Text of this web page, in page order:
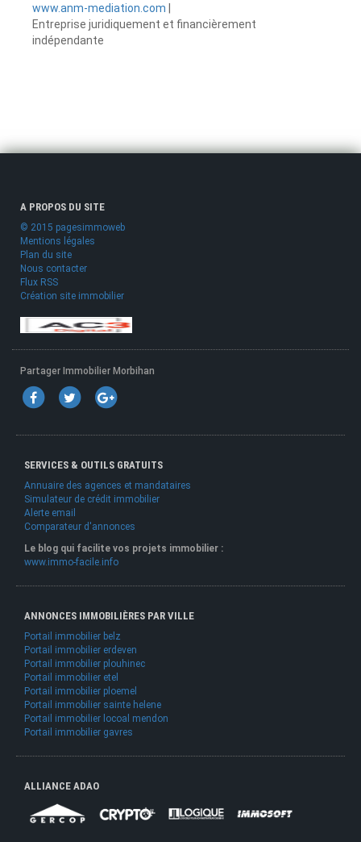
www.anm-mediation.com
Entreprise juridiquement et financièrement
indépendante
A PROPOS DU SITE
© 2015 pagesimmoweb
Mentions légales
Plan du site
Nous contacter
Flux RSS
Création site immobilier
Partager Immobilier Morbihan
SERVICES & OUTILS GRATUITS
Annuaire des agences et mandataires
Simulateur de crédit immobilier
Alerte email
Comparateur d'annonces
Le blog qui facilite vos projets immobilier :
www.immo-facile.info
ANNONCES IMMOBILIÈRES PAR VILLE
Portail immobilier belz
Portail immobilier erdeven
Portail immobilier plouhinec
Portail immobilier etel
Portail immobilier ploemel
Portail immobilier sainte helene
Portail immobilier locoal mendon
Portail immobilier gavres
ALLIANCE ADAO